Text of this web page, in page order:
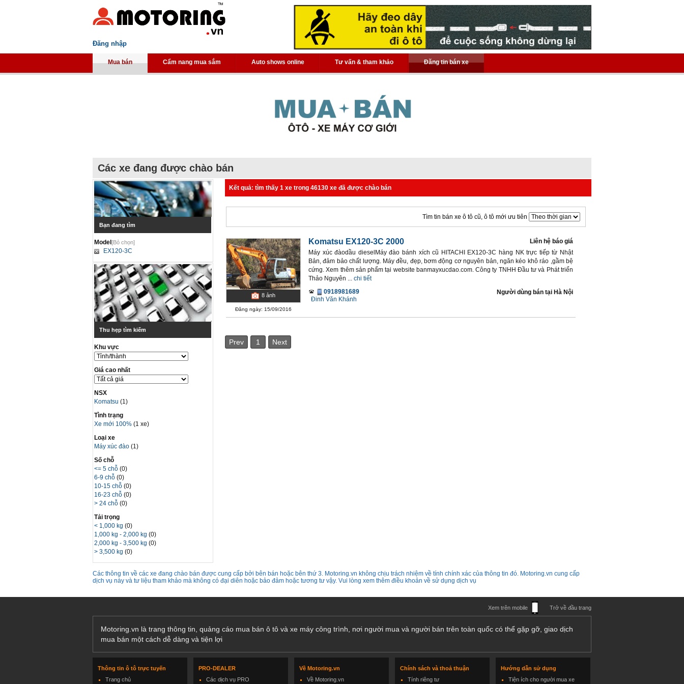
Đăng nhập
Mua bán Cẩm nang mua sắm Auto shows online Tư vấn & tham khảo Đăng tin bán xe
Các xe đang được chào bán
Bạn đang tìm
Model[Bỏ chọn]
EX120-3C
Thu hẹp tìm kiếm
Khu vực
Giá cao nhất
NSX
Komatsu(1)
Tình trạng
Xe mới 100% (1 xe)
Loại xe
Máy xúc đào(1)
Số chỗ
<= 5 chỗ(0)
6-9 chỗ(0)
10-15 chỗ(0)
16-23 chỗ(0)
> 24 chỗ(0)
Tải trọng
< 1,000 kg(0)
1,000 kg - 2,000 kg(0)
2,000 kg - 3,500 kg(0)
> 3,500 kg(0)
Kết quả: tìm thấy 1 xe trong 46130 xe đã được chào bán
Tìm tin bán xe ô tô cũ, ô tô mới ưu tiên
8 ảnh
Đăng ngày: 15/09/2016
Komatsu EX120-3C 2000
Liên hệ báo giá
Máy xúc đàodầu dieselMáy đào bánh xích cũ HITACHI EX120-3C hàng NK trực tiếp từ Nhật
Bản, đảm bảo chất lượng. Máy đều, đẹp, bơm động cơ nguyên bản, ngăn kéo khô ráo ,gầm bệ
cứng. Xem thêm sản phẩm tại website banmayxucdao.com. Công ty TNHH Đầu tư và Phát triển
Thảo Nguyên ... chi tiết
0918981689
Đinh Văn Khánh
Người dùng bán tại Hà Nội
Prev 1 Next
Các thông tin về các xe đang chào bán được cung cấp bởi bên bán hoặc bên thứ 3. Motoring.vn không chịu trách nhiệm về tính chính xác của thông tin đó. Motoring.vn cung cấp
dịch vụ này và tư liệu tham khảo mà không có đại diên hoặc bảo đảm hoặc tương tư vậy. Vui lòng xem thêm điều khoản về sử dụng dịch vụ
Xem trên mobile Trở về đầu trang
Motoring.vn là trang thông tin, quảng cáo mua bán ô tô và xe máy công trình, nơi người mua và người bán trên toàn quốc có thể gặp gỡ, giao dịch
mua bán một cách dễ dàng và tiện lợi
Thông tin ô tô trực tuyến
Trang chủ
PRO-DEALER
Các dịch vụ PRO
Về Motoring.vn
Về Motoring.vn
Chính sách và thoả thuận
Tính riêng tư
Hướng dẫn sử dụng
Tiện ích cho người mua xe